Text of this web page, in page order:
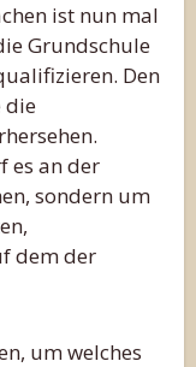
ist nun mal
Grundschule
Den
die
es an der
sondern um
dem der
um welches